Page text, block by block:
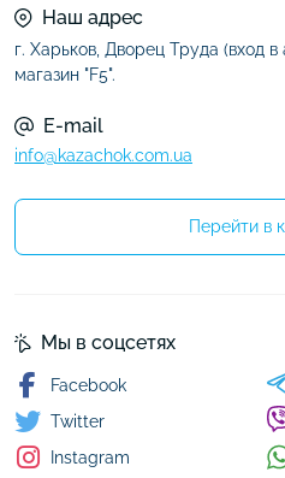
Наш адрес
г. Харьков, Дворец Труда (вход в
магазин "F5".
E-mail
info@kazachok.com.ua
Перейти в
Мы в соцсетях
Facebook
Twitter
Instagram